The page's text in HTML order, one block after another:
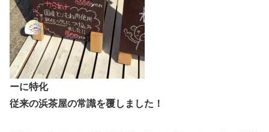
ーに特化
従来の浜茶屋の常識を覆しました！